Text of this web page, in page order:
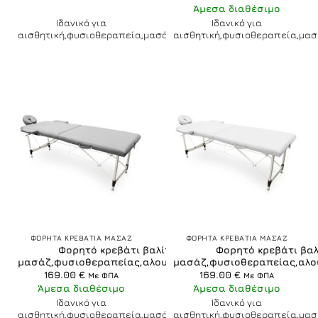
180.00 €.
τρέχουσα
169.00 €.
Ιδανικό για
αισθητική,φυσιοθεραπεία,μασάζ
price
was:
172.00 €.
τρέχουσα
τιμή
είναι:
169.00 €.
Άμεσα διαθέσιμο
Ιδανικό για
ΦΟΡΗΤΑ ΚΡΕΒΑΤΙΑ ΜΑΣΑΖ
Φορητό κρεβάτι βαλίτσα
μασάζ,φυσιοθεραπείας,αλουμίνιο,ασημί
169.00 € Με ΦΠΑ
Άμεσα διαθέσιμο
Ιδανικό για
αισθητική,φυσιοθεραπεία,μασάζ
ΦΟΡΗΤΑ ΚΡΕΒΑΤΙΑ ΜΑΣΑΖ
Φορητό κρεβάτι
169.00 € Με ΦΠΑ
Άμεσα διαθέσιμο
Ιδανικό για